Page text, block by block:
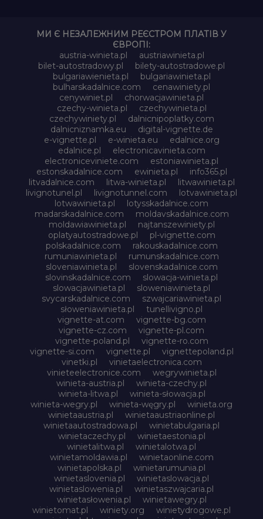
МИ Є НЕЗАЛЕЖНИМ РЕЄСТРОМ ПЛАТІВ У
ЄВРОПІ:
austria-winieta.pl
austriawinieta.pl
bilet-autostradowy.pl
bilety-autostradowe.pl
bulgariawienieta.pl
bulgariawinieta.pl
bulharskadalnice.com
cenawiniety.pl
cenywiniet.pl
chorwacjawinieta.pl
czechy-winieta.pl
czechywinieta.pl
czechywiniety.pl
dalnicnipoplatky.com
dalnicniznamka.eu
digital-vignette.de
e-vignette.pl
e-winieta.eu
edalnice.org
edalnice.pl
electronicavinieta.com
electroniceviniete.com
estoniawinieta.pl
estonskadalnice.com
ewinieta.pl
info365.pl
litvadalnice.com
litwa-winieta.pl
litwawinieta.pl
livignotunel.pl
livignotunnel.com
lotvawinieta.pl
lotwawinieta.pl
lotysskadalnice.com
madarskadalnice.com
moldavskadalnice.com
moldawiawinieta.pl
najtanszewiniety.pl
oplatyautostradowe.pl
pl-vignette.com
polskadalnice.com
rakouskadalnice.com
rumuniawinieta.pl
rumunskadalnice.com
sloveniawinieta.pl
slovenskadalnice.com
slovinskadalnice.com
slowacja-winieta.pl
slowacjawinieta.pl
sloweniawinieta.pl
svycarskadalnice.com
szwajcariawinieta.pl
słoweniawinieta.pl
tunellivigno.pl
vignette-at.com
vignette-bg.com
vignette-cz.com
vignette-pl.com
vignette-poland.pl
vignette-ro.com
vignette-si.com
vignette.pl
vignettepoland.pl
vinetki.pl
vinietaelectronica.com
vinieteelectronice.com
wegrywinieta.pl
winieta-austria.pl
winieta-czechy.pl
winieta-litwa.pl
winieta-słowacja.pl
winieta-wegry.pl
winieta-węgry.pl
winieta.org
winietaaustria.pl
winietaaustriaonline.pl
winietaautostradowa.pl
winietabulgaria.pl
winietaczechy.pl
winietaestonia.pl
winietalitwa.pl
winietalotwa.pl
winietamoldawia.pl
winietaonline.com
winietapolska.pl
winietarumunia.pl
winietaslovenia.pl
winietaslowacja.pl
winietaslowenia.pl
winietaszwajcaria.pl
winietasłowenia.pl
winietawegry.pl
winietomat.pl
winiety.org
winietydrogowe.pl